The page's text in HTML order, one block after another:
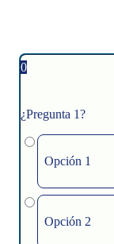
0
¿Pregunta 1?
Opción 1
Opción 2